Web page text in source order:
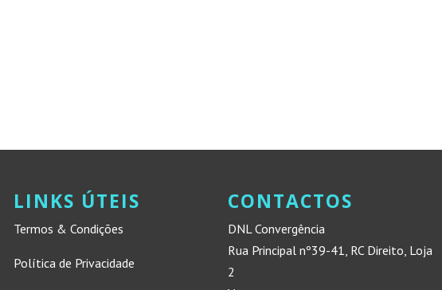
LINKS ÚTEIS
Termos & Condições
Política de Privacidade
CONTACTOS
DNL Convergência
Rua Principal nº39-41, RC Direito, Loja
2